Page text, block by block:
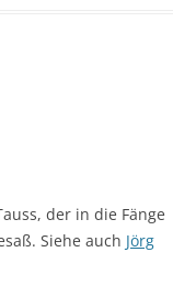
der in die Fänge
Siehe auch Jörg